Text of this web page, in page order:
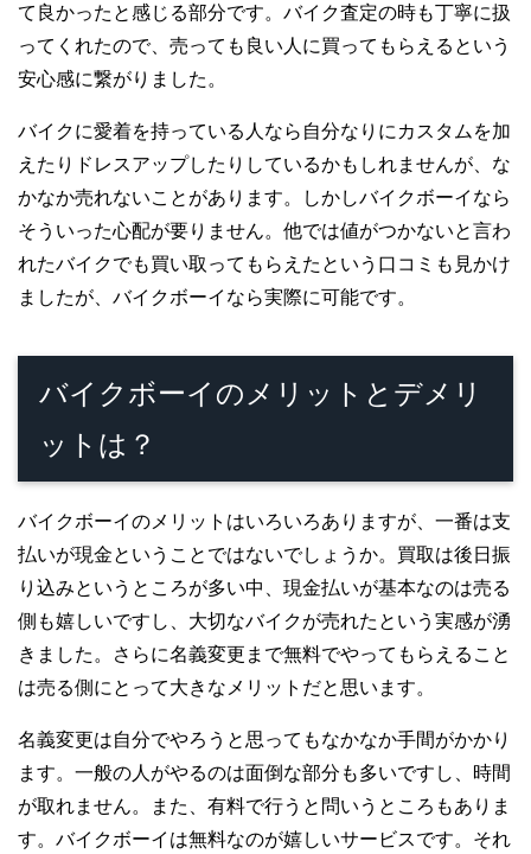
て良かったと感じる部分です。バイク査定の時も丁寧に扱
ってくれたので、売っても良い人に買ってもらえるという
安心感に繋がりました。
バイクに愛着を持っている人なら自分なりにカスタムを加
えたりドレスアップしたりしているかもしれませんが、な
かなか売れないことがあります。しかしバイクボーイなら
そういった心配が要りません。他では値がつかないと言わ
れたバイクでも買い取ってもらえたという口コミも見かけ
ましたが、バイクボーイなら実際に可能です。
バイクボーイのメリットとデメリ
ットは？
バイクボーイのメリットはいろいろありますが、一番は支
払いが現金ということではないでしょうか。買取は後日振
り込みというところが多い中、現金払いが基本なのは売る
側も嬉しいですし、大切なバイクが売れたという実感が湧
きました。さらに名義変更まで無料でやってもらえること
は売る側にとって大きなメリットだと思います。
名義変更は自分でやろうと思ってもなかなか手間がかかり
ます。一般の人がやるのは面倒な部分も多いですし、時間
が取れません。また、有料で行うと問いうところもありま
す。バイクボーイは無料なのが嬉しいサービスです。それ